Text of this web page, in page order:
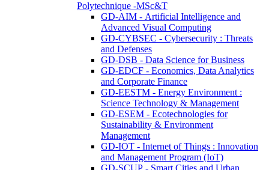
Polytechnique -MSc&T
GD-AIM - Artificial Intelligence and
Advanced Visual Computing
GD-CYBSEC - Cybersecurity : Threats
and Defenses
GD-DSB - Data Science for Business
GD-EDCF - Economics, Data Analytics
and Corporate Finance
GD-EESTM - Energy Environment :
Science Technology & Management
GD-ESEM - Ecotechnologies for
Sustainability & Environment
Management
GD-IOT - Internet of Things : Innovation
and Management Program (IoT)
GD-SCUP - Smart Cities and Urban